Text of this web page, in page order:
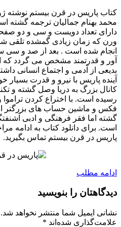
کتاب پاریس در قرن بیستم
محمد بهنام جمالیان ترجمه گشته
دارای تعداد دویست و سی و دو
ورن که زمان زیادی گمشده تلقی
انجام شده است . بعد از صد و سی
آور و قدرتمند مشخص می گردد که
بدیعی از آدمی و اجتماع انسانی
آینده پاریس با نیرو و قدرت بسیار
کانال بزرگ به دریا وصل گشته و
رسیده است. با اختراع کردن
فکس و ماشین حساب های بزرگتر
گشته اما فقر فرهنگی و ادبی
است. برای دانلود کتاب به ادامه
پاریس در قرن بیستم تماس بگیرید.
ادامه مطلب
دیدگاهتان را بنویسید
نشانی ایمیل شما منتشر نخواهد شد.
علامت‌گذاری شده‌اند *